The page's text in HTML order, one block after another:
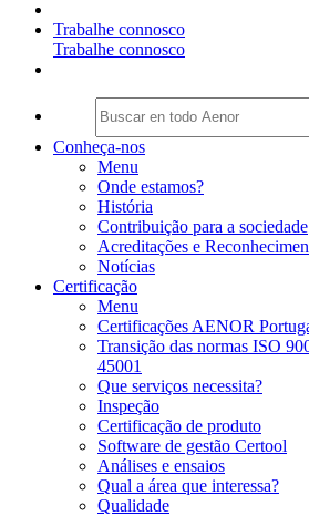
Trabalhe connosco
Trabalhe connosco
Conheça-nos
Menu
Onde estamos?
História
Contribuição para a sociedade
Acreditações e
Notícias
Certificação
Menu
Certificações AENOR
Transição das normas ISO
45001
Que serviços necessita?
Inspeção
Certificação de produto
Software de gestão Certool
Análises e ensaios
Qual a área que interessa?
Qualidade